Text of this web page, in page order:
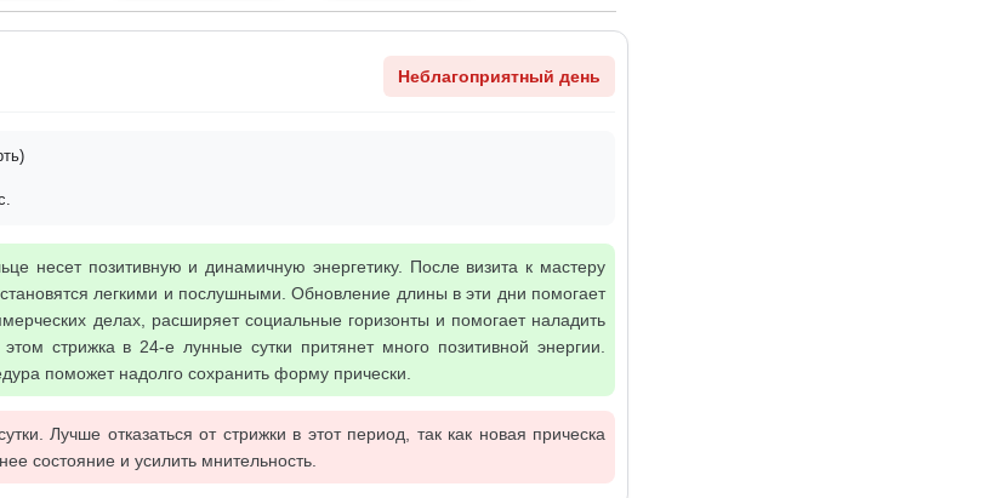
Неблагоприятный день
несет позитивную и динамичную энергетику. После визита к мастеру
легкими и послушными. Обновление длины в эти дни помогает
делах, расширяет социальные горизонты и помогает наладить
стрижка в 24-е лунные сутки притянет много позитивной энергии.
поможет надолго сохранить форму прически.
Лучше отказаться от стрижки в этот период, так как новая прическа
состояние и усилить мнительность.